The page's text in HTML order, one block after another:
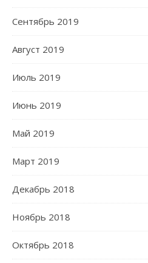
Сентябрь 2019
Август 2019
Июль 2019
Июнь 2019
Май 2019
Март 2019
Декабрь 2018
Ноябрь 2018
Октябрь 2018